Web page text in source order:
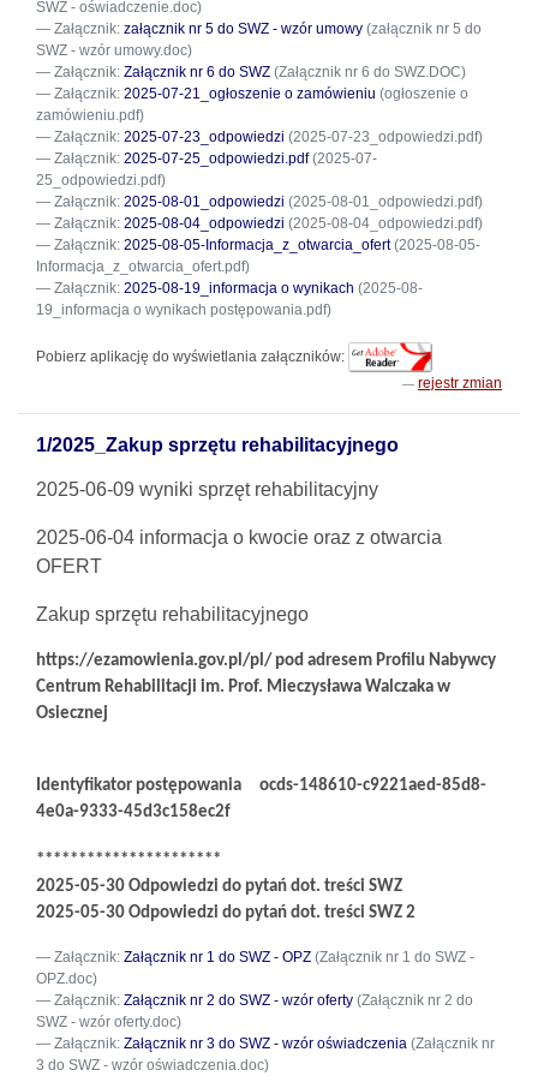
SWZ - oświadczenie.doc)
Załącznik: załącznik nr 5 do SWZ - wzór umowy (załącznik nr 5 do
SWZ - wzór umowy.doc)
Załącznik: Załącznik nr 6 do SWZ (Załącznik nr 6 do SWZ.DOC)
Załącznik: 2025-07-21_ogłoszenie o zamówieniu (ogłoszenie o
zamówieniu.pdf)
Załącznik: 2025-07-23_odpowiedzi (2025-07-23_odpowiedzi.pdf)
Załącznik: 2025-07-25_odpowiedzi.pdf(2025-07-
25_odpowiedzi.pdf)
Załącznik: 2025-08-01_odpowiedzi (2025-08-01_odpowiedzi.pdf)
Załącznik: 2025-08-04_odpowiedzi (2025-08-04_odpowiedzi.pdf)
Załącznik: 2025-08-05-Informacja_z_otwarcia_ofert(2025-08-05-
Informacja_z_otwarcia_ofert.pdf)
Załącznik: 2025-08-19_informacja o wynikach (2025-08-
19_informacja o wynikach postępowania.pdf)
Pobierz aplikację do wyświetlania załączników:
rejestr zmian
1/2025_Zakup sprzętu rehabilitacyjnego
2025-06-09 wyniki sprzęt rehabilitacyjny
2025-06-04 informacja o kwocie oraz z otwarcia
OFERT
Zakup sprzętu rehabilitacyjnego
https://ezamowienia.gov.pl/pl/ pod adresem Profilu Nabywcy
Centrum Rehabilitacji im. Prof. Mieczysława Walczaka w
Osiecznej
Identyfikator postępowania
ocds-148610-c9221aed-85d8-
4e0a-9333-45d3c158ec2f
**********************
2025-05-30 Odpowiedzi do pytań dot. treści SWZ
2025-05-30 Odpowiedzi do pytań dot. treści SWZ 2
Załącznik: Załącznik nr 1 do SWZ - OPZ (Załącznik nr 1 do SWZ -
OPZ.doc)
Załącznik: Załącznik nr 2 do SWZ - wzór oferty (Załącznik nr 2 do
SWZ - wzór oferty.doc)
Załącznik: Załącznik nr 3 do SWZ - wzór oświadczenia (Załącznik nr
3 do SWZ - wzór oświadczenia.doc)